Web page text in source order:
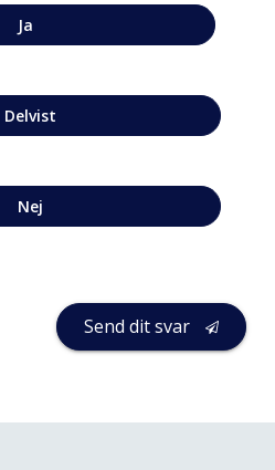
Ja
Delvist
Nej
Send dit svar